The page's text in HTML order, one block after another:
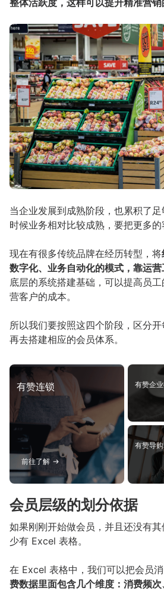
当企业发展到成熟阶段，也累积了
时候业务相对比较成熟，要把更多的
现在有很多传统品牌在经历转型，将
数字化、业务自动化的模式，靠运
底层的系统搭建基础，可以提高员
营客户的成本。
所以我们要按照这四个阶段，区分开
再去搭建相应的会员体系。
有赞连锁
前往了解
有赞企
有赞导
会员层级的划分依据
如果刚刚开始做会员，并且还没有
少有 Excel 表格。
在 Excel 表格中，我们可以把会员消
费数据里面包含几个维度：消费频